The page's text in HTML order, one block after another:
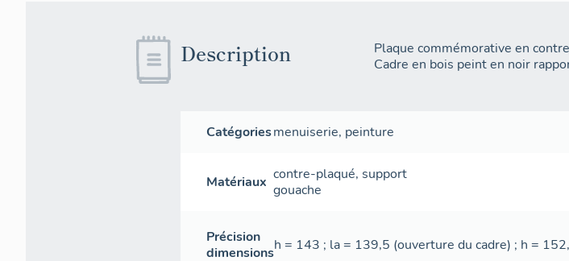
Description
Plaque commémorative en
Cadre en bois peint en noir
Catégoriesmenuiserie, peinture
Matériaux contre-plaqué,support
gouache
Précision
dimensionsh = 143 ; la = 139,5 (ouverture du cadre) ; h =